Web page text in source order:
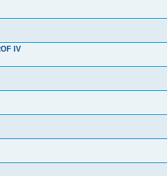
IV